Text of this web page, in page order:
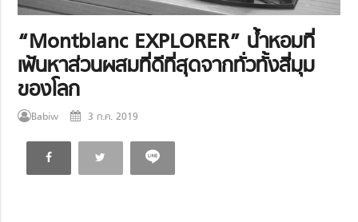
“Montblanc EXPLORER” น้ำหอมที่
เฟ้นหาส่วนผสมที่ดีที่สุดจากทั่วทั้งสี่มุม
ของโลก
Babiw 3 ก.ค. 2019